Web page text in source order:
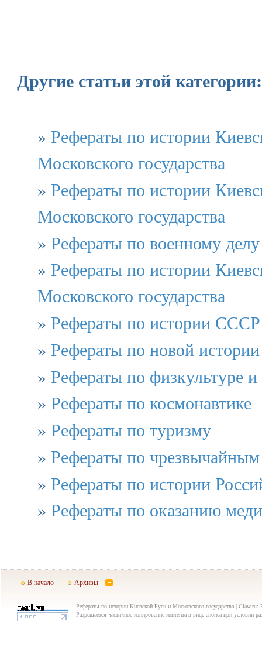
Другие статьи этой категории:
» Рефераты по истории
Московского государства
» Рефераты по истории
Московского государства
» Рефераты по военному делу
» Рефераты по истории
Московского государства
» Рефераты по истории СССР
» Рефераты по новой истории
» Рефераты по физкультуре и
» Рефераты по космонавтике
» Рефераты по туризму
» Рефераты по
» Рефераты по истории
» Рефераты по оказанию
В начало Архивы
Рефераты по истории Киевской Руси и Московского государства |
Разрешается частичное копирование контента в виде анонса при условии